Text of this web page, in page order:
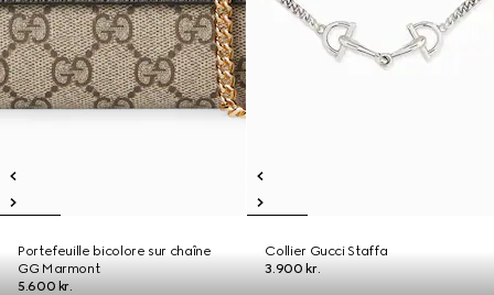
Portefeuille bicolore sur chaîne
GG Marmont
5.600 kr.
Collier Gucci Staffa
3.900 kr.